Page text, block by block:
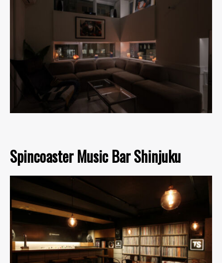
Spincoaster Music Bar Shinjuku